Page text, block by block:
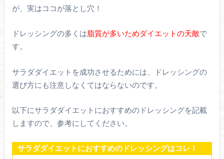
が、実はココが落とし穴！
ドレッシングの多くは脂質が多いためダイエットの天敵で
す。
サラダダイエットを成功させるためには、ドレッシングの
選び方にも注意しなくてはならないのです。
以下にサラダダイエットにおすすめのドレッシングを記載
しますので、参考にしてください。
サラダダイエットにおすすめのドレッシングはコレ！